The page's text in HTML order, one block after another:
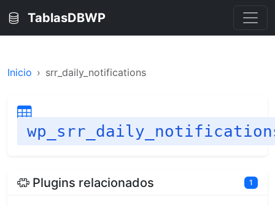
TablasDBWP
Inicio srr_daily_notifications
Plugins relacionados 1